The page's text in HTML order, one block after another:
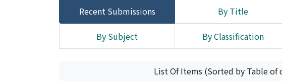
Recent Submissions By Title
By Subject By Classification
List Of Items (Sorted by Table of